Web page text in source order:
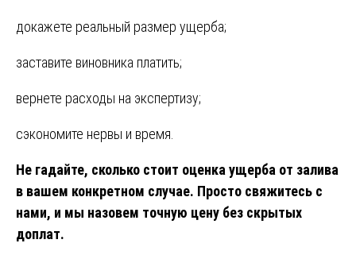
докажете реальный размер ущерба;
заставите виновника платить;
вернете расходы на экспертизу;
сэкономите нервы и время.
Не гадайте, сколько стоит оценка ущерба от залива
в вашем конкретном случае. Просто свяжитесь с
нами, и мы назовем точную цену без скрытых
доплат.